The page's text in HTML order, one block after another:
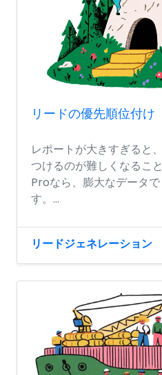
リードの優先順位付け
レポートが大きすぎると
つけるのが難しくなるこ
Proなら、膨大なデータ
す。...
リードジェネレーション